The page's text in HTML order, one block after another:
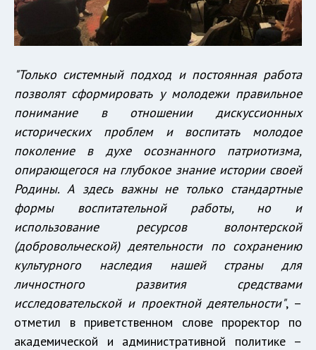
"Только системный подход и постоянная работа
позволят сформировать у молодежи правильное
понимание в отношении дискуссионных
исторических проблем и воспитать молодое
поколение в духе осознанного патриотизма,
опирающегося на глубокое знание истории своей
Родины. А здесь важны не только стандартные
формы воспитательной работы, но и
использование ресурсов волонтерской
(добровольческой) деятельности по сохранению
культурного наследия нашей страны для
личностного развития средствами
исследовательской и проектной деятельности", –
отметил в приветственном слове проректор по
академической и административной политике –